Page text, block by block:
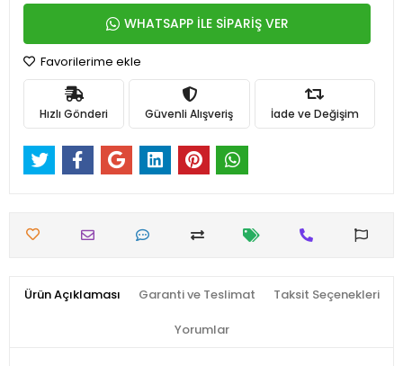
WHATSAPP İLE SİPARİŞ VER
Favorilerime ekle
Hızlı Gönderi Güvenli Alışveriş İade ve Değişim
Ürün Açıklaması Garanti ve Teslimat Taksit Seçenekleri
Yorumlar